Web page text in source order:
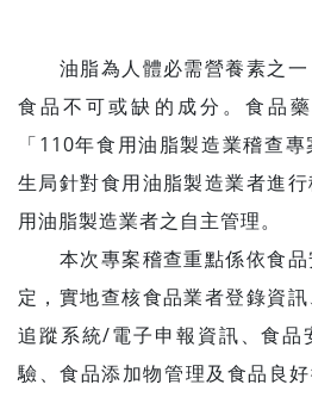
油脂為人體必需營養素之一
食品不可或缺的成分。食品
「110年食用油脂製造業稽查
生局針對食用油脂製造業者進
用油脂製造業者之自主管理。
本次專案稽查重點係依食品
定，實地查核食品業者登錄資
追蹤系統/電子申報資訊、食品
驗、食品添加物管理及食品良